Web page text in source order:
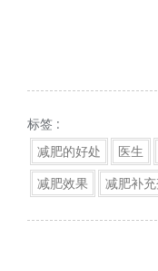
标签 :
减肥的好处
医生
减肥效果
减肥补